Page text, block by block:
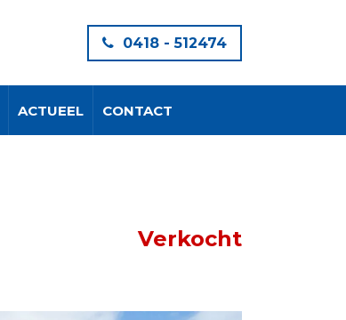
0418 - 512474
ACTUEEL CONTACT
Verkocht